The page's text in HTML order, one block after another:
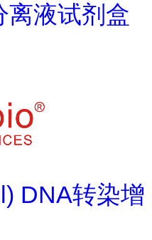
离液试剂盒
DNA转染增